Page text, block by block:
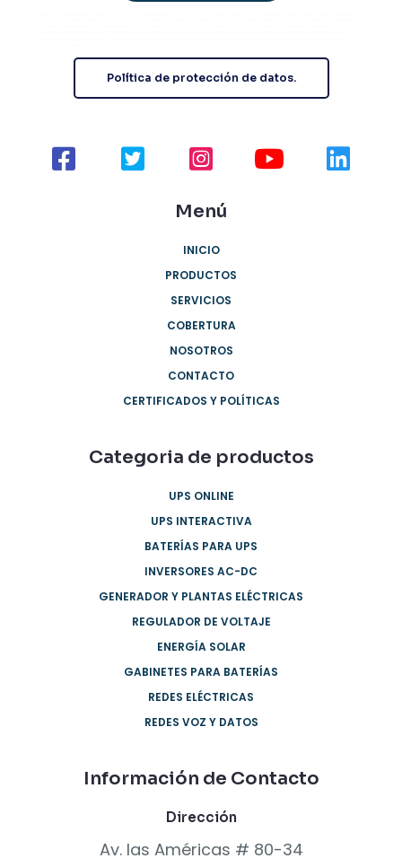
Política de protección de datos.
Menú
INICIO
PRODUCTOS
SERVICIOS
COBERTURA
NOSOTROS
CONTACTO
CERTIFICADOS Y POLÍTICAS
Categoria de productos
UPS ONLINE
UPS INTERACTIVA
BATERÍAS PARA UPS
INVERSORES AC-DC
GENERADOR Y PLANTAS ELÉCTRICAS
REGULADOR DE VOLTAJE
ENERGÍA SOLAR
GABINETES PARA BATERÍAS
REDES ELÉCTRICAS
REDES VOZ Y DATOS
Información de Contacto
Dirección
Av. las Américas # 80-34